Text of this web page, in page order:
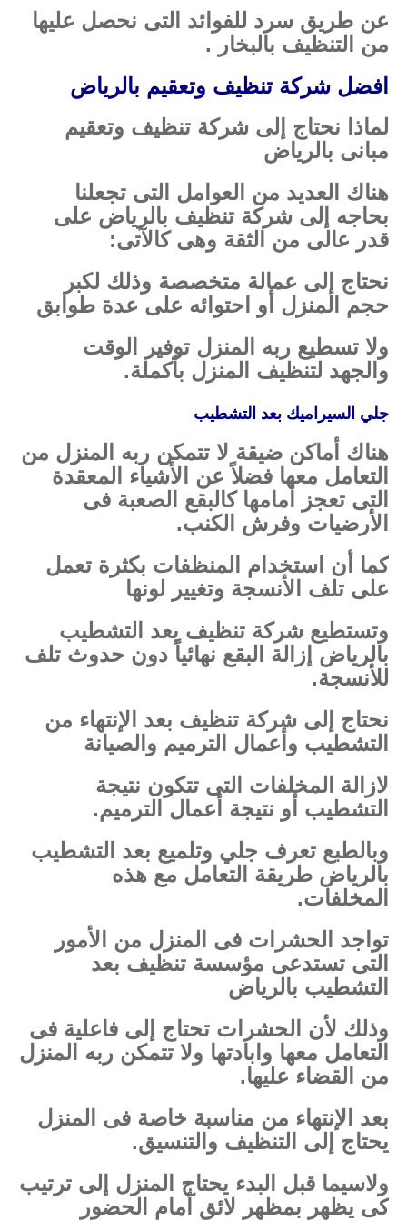
عن طريق سرد للفوائد التى نحصل عليها
من التنظيف بالبخار .
افضل شركة تنظيف وتعقيم بالرياض
لماذا نحتاج إلى شركة تنظيف وتعقيم
مبانى بالرياض
هناك العديد من العوامل التى تجعلنا
بحاجه إلى شركة تنظيف بالرياض على
قدر عالى من الثقة وهى كالآتى:
نحتاج إلى عمالة متخصصة وذلك لكبر
حجم المنزل أو احتوائه على عدة طوابق
ولا تسطيع ربه المنزل توفير الوقت
والجهد لتنظيف المنزل بأكملة.
جلي السيراميك بعد التشطيب
هناك أماكن ضيقة لا تتمكن ربه المنزل من
التعامل معها فضلاً عن الأشياء المعقدة
التى تعجز أمامها كالبقع الصعبة فى
الأرضيات وفرش الكنب.
كما أن استخدام المنظفات بكثرة تعمل
على تلف الأنسجة وتغيير لونها
وتستطيع شركة تنظيف بعد التشطيب
بالرياض إزالة البقع نهائياً دون حدوث تلف
للأنسجة.
نحتاج إلى شركة تنظيف بعد الإنتهاء من
التشطيب وأعمال الترميم والصيانة
لازالة المخلفات التى تتكون نتيجة
التشطيب أو نتيجة أعمال الترميم.
وبالطبع تعرف جلي وتلميع بعد التشطيب
بالرياض طريقة التعامل مع هذه
المخلفات.
تواجد الحشرات فى المنزل من الأمور
التى تستدعى مؤسسة تنظيف بعد
التشطيب بالرياض
وذلك لأن الحشرات تحتاج إلى فاعلية فى
التعامل معها وابادتها ولا تتمكن ربه المنزل
من القضاء عليها.
بعد الإنتهاء من مناسبة خاصة فى المنزل
يحتاج إلى التنظيف والتنسيق.
ولاسيما قبل البدء يحتاج المنزل إلى ترتيب
كى يظهر بمظهر لائق أمام الحضور